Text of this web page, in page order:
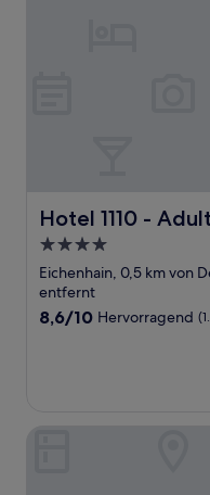
Hotel 1110 -
Hotel 1110 - Adults
4.0-
Sterne-
Unterkunft
Eichenhain, 0,5 km von
entfernt
8.6
8,6/10 Hervorragend